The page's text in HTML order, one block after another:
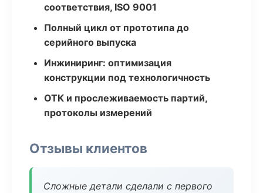
соответствия, ISO 9001
Полный цикл от прототипа до
серийного выпуска
Инжиниринг: оптимизация
конструкции под технологичность
ОТК и прослеживаемость партий,
протоколы измерений
Отзывы клиентов
Сложные детали сделали с первого